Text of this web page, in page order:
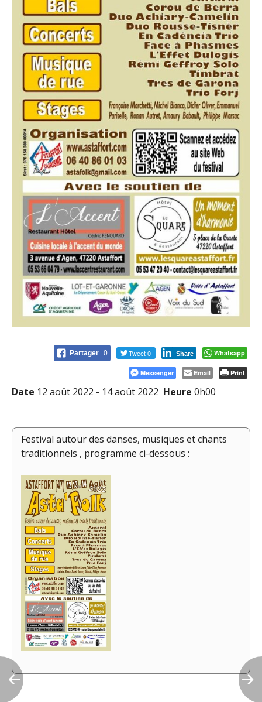
Partager 0 Tweet 0 Share Whatsapp
Messenger Email Print
Date 12 août 2022 - 14 août 2022 Heure 0h00
Festival autour des danses, musiques et chants
traditionnels , programme ci-dessous :
Navigation